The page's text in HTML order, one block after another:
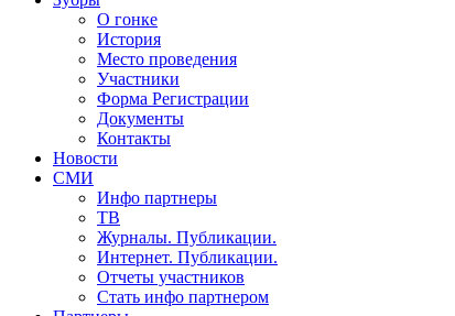
О гонке
История
Место проведения
Участники
Форма Регистрации
Документы
Контакты
Новости
СМИ
Инфо партнеры
ТВ
Журналы. Публикации.
Интернет. Публикации.
Отчеты участников
Стать инфо партнером